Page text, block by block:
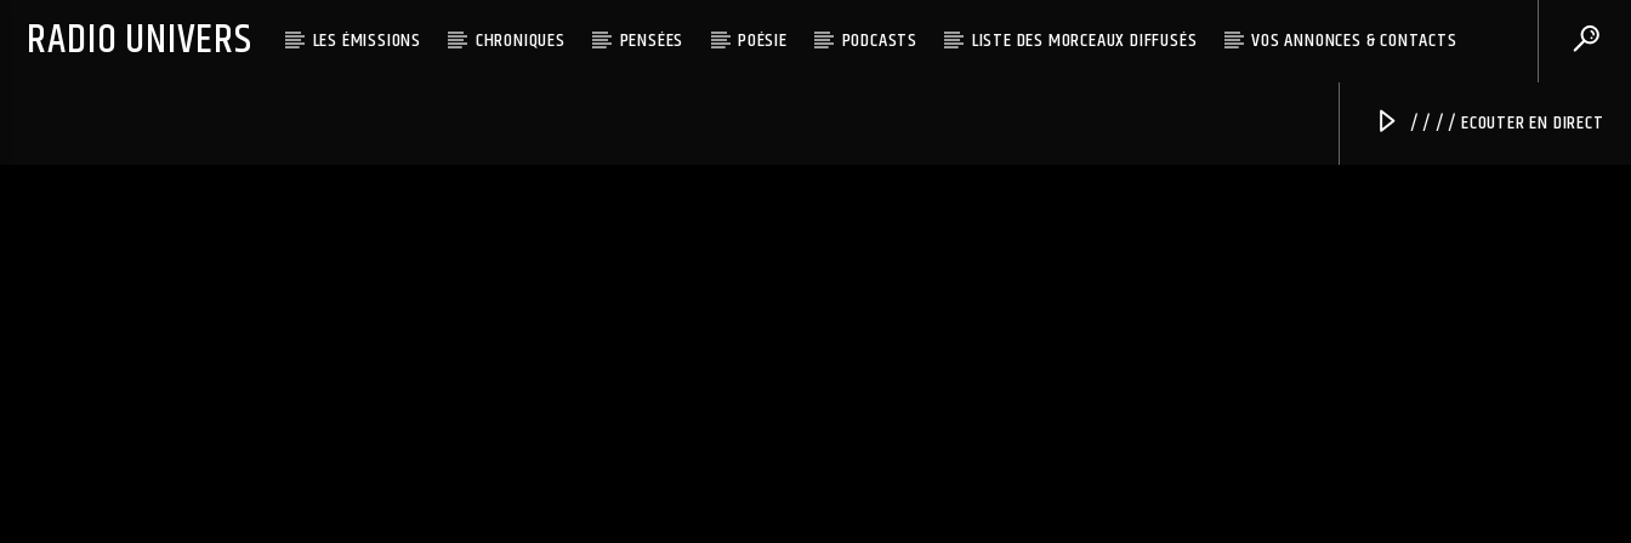
RADIO UNIVERS LES ÉMISSIONS CHRONIQUES PENSÉES POÉSIE PODCASTS LISTE DES MORCEAUX DIFFUSÉS VOS ANNONCES & CONTACTS
/ / / / ECOUTER EN DIRECT